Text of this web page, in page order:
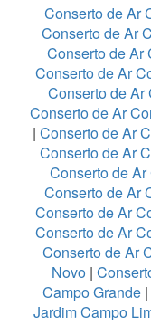
Conserto de Ar
Conserto de Ar
Conserto de Ar
Conserto de Ar
Conserto de Ar
Conserto de Ar
| Conserto de Ar
Conserto de Ar
Conserto de
Conserto de Ar
Conserto de Ar
Conserto de Ar
Conserto de Ar
Novo|
Campo Grande |
Jardim Campo